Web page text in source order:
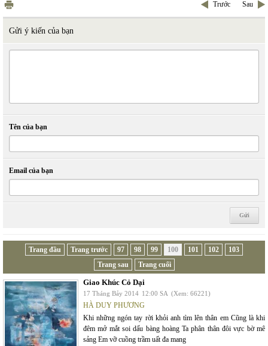
Trước Sau
Gửi ý kiến của bạn
Tên của bạn
Email của bạn
Trang đầu Trang trước 97 98 99 100 101 102
103
Trang sau
Trang cuối
Giao Khúc Cỏ Dại
17 Tháng Bảy 2014 12:00 SA (Xem: 66221)
HÀ DUY PHƯƠNG
Khi những ngón tay rời khỏi anh tìm lên thân em Cũng là khi
đêm mở mắt soi dấu bàng hoàng Ta phân thân đôi vực bờ mê
sảng Em vỡ cuồng trầm uất đa mang